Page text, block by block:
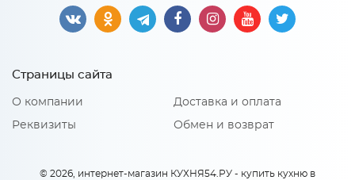
Страницы сайта
О компании
Реквизиты
Доставка и оплата
Обмен и возврат
© 2026, интернет-магазин КУХНЯ54.РУ - купить кухню в